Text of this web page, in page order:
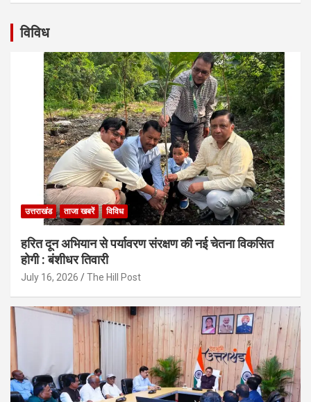
विविध
उत्तराखंड ताजा खबरें विविध
हरित दून अभियान से पर्यावरण संरक्षण की नई चेतना विकसित
होगी : बंशीधर तिवारी
July 16, 2026 The Hill Post